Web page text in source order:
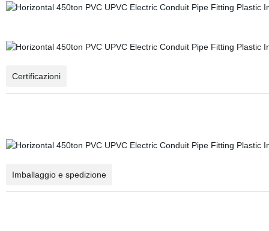
Certificazioni
Imballaggio e spedizione